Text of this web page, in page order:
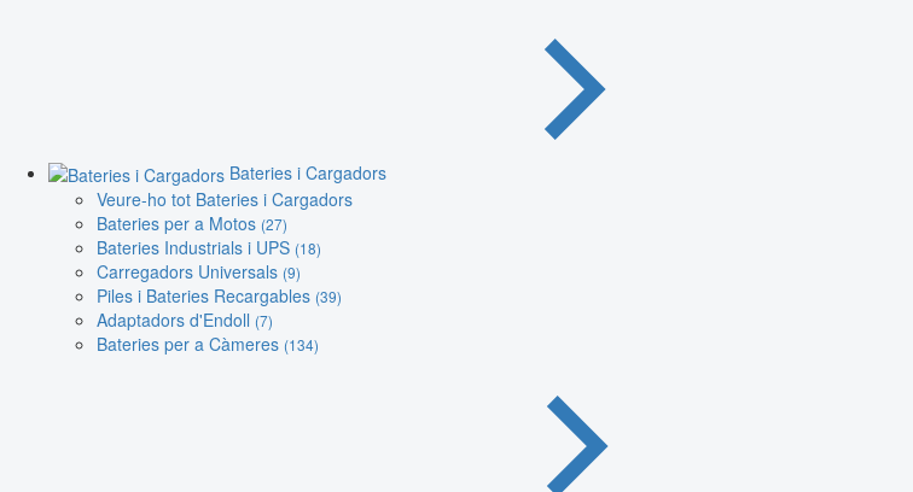
Bateries i Cargadors
Veure-ho tot Bateries i Cargadors
Bateries per a Motos (27)
Bateries Industrials i UPS (18)
Carregadors Universals (9)
Piles i Bateries Recargables (39)
Adaptadors d'Endoll (7)
Bateries per a Càmeres (134)